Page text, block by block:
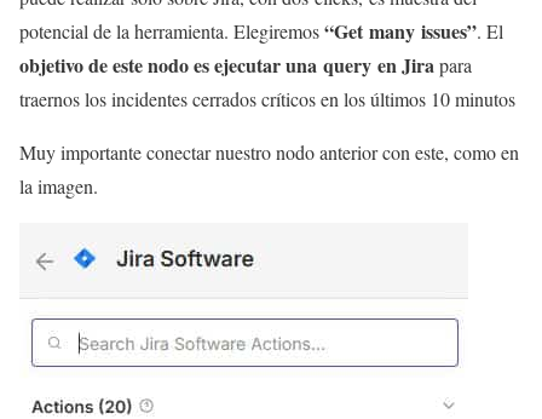
potencial de la herramienta. Elegiremos“Get many issues”. El
objetivo de este nodo es ejecutar una query en Jirapara
traernos los incidentes cerrados críticos en los últimos 10 minutos
Muy importante conectar nuestro nodo anterior con este, como en
la imagen.